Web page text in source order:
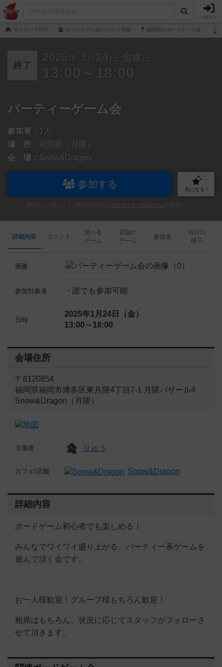
ログイン
ボドゲーマTOP ボードゲーム会/イベント情報 福岡県のボードゲーム会
終了
2025 年 1 月 24 日 金 曜日
13:00～18:00
パーティーゲーム会
参加者： 1人
場 所： 福岡県（月隈）
会 場： Snow&Dragon
参加する 気になる！
ボドゲーマへのログイン
詳細内容 コメント
遊べる
ゲーム
店舗の
ゲーム
参加者
当日の
様子
画像
参加対象者 ・誰でも参加可能
日時
2025年1月24日（金）
13:00～18:00
会場住所
〒8120854
福岡県福岡市博多区東月隈4丁目7-1 月隈バザール4
Snow&Dragon（月隈）
主催者 りゅう
カフェ/店舗 Snow&Dragon
詳細内容
ボードゲーム初心者でも楽しめる！
みんなでワイワイ盛り上がる、パーティー系ゲームを
遊んで頂く会です。
お一人様歓迎！グループ様もちろん歓迎！
相席はもちろん、状況に応じてスタッフがフォローさ
せて頂きます。